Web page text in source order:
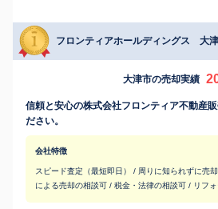
フロンティアホールディングス 大
大津市の売却実績
信頼と安心の株式会社フロンティア不動産
ださい。
会社特徴
スピード査定（最短即日） / 周りに知られずに売
による売却の相談可 / 税金・法律の相談可 / リフ